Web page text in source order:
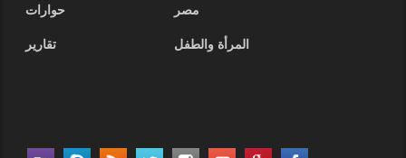
مصر
حوارات
المرأة والطفل
تقارير